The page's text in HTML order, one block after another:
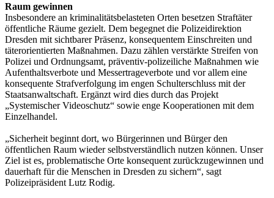
Raum gewinnen
Insbesondere an kriminalitätsbelasteten Orten besetzen Straftäter
öffentliche Räume gezielt. Dem begegnet die Polizeidirektion
Dresden mit sichtbarer Präsenz, konsequentem Einschreiten und
täterorientierten Maßnahmen. Dazu zählen verstärkte Streifen von
Polizei und Ordnungsamt, präventiv-polizeiliche Maßnahmen wie
Aufenthaltsverbote und Messertrageverbote und vor allem eine
konsequente Strafverfolgung im engen Schulterschluss mit der
Staatsanwaltschaft. Ergänzt wird dies durch das Projekt
„Systemischer Videoschutz“ sowie enge Kooperationen mit dem
Einzelhandel.
„Sicherheit beginnt dort, wo Bürgerinnen und Bürger den
öffentlichen Raum wieder selbstverständlich nutzen können. Unser
Ziel ist es, problematische Orte konsequent zurückzugewinnen und
dauerhaft für die Menschen in Dresden zu sichern“, sagt
Polizeipräsident Lutz Rodig.